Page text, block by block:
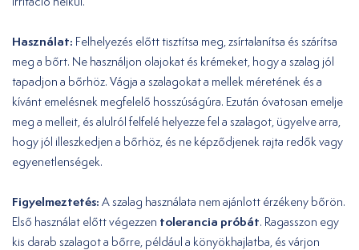
Használat: Felhelyezés előtt tisztítsa meg, zsírtalanítsa és szárítsa
meg a bőrt. Ne használjon olajokat és krémeket, hogy a szalag jól
tapadjon a bőrhöz. Vágja a szalagokat a mellek méretének és a
kívánt emelésnek megfelelő hosszúságúra. Ezután óvatosan emelje
meg a melleit, és alulról felfelé helyezze fel a szalagot, ügyelve arra,
hogy jól illeszkedjen a bőrhöz, és ne képződjenek rajta redők vagy
egyenetlenségek.
Figyelmeztetés: A szalag használata nem ajánlott érzékeny bőrön.
Első használat előtt végezzen tolerancia próbát. Ragasszon egy
kis darab szalagot a bőrre, például a könyökhajlatba, és várjon